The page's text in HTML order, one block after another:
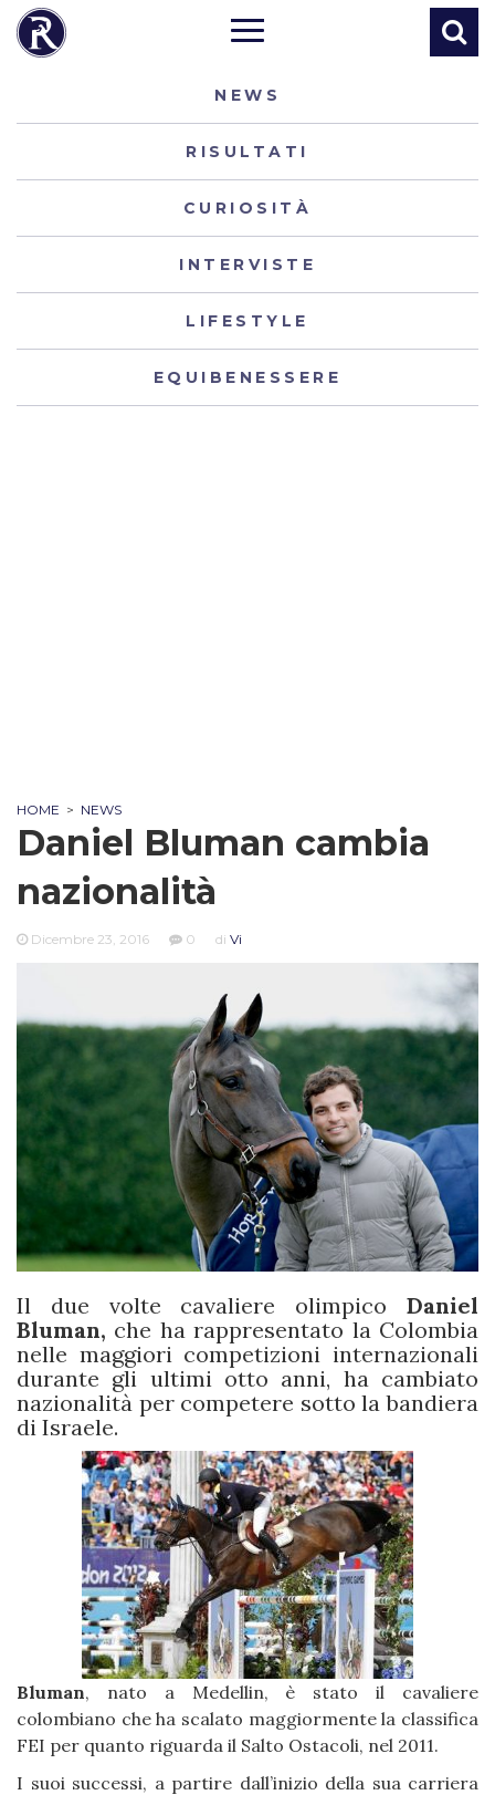
NEWS
RISULTATI
CURIOSITÀ
INTERVISTE
LIFESTYLE
EQUIBENESSERE
HOME > NEWS
Daniel Bluman cambia
nazionalità
Dicembre 23, 2016 0 di Vi
Il due volte cavaliere olimpico Daniel
Bluman, che ha rappresentato la Colombia
nelle maggiori competizioni internazionali
durante gli ultimi otto anni, ha cambiato
nazionalità per competere sotto la bandiera
di Israele.
Bluman, nato a Medellin, è stato il cavaliere
colombiano che ha scalato maggiormente la classifica
FEI per quanto riguarda il Salto Ostacoli, nel 2011.
I suoi successi, a partire dall’inizio della sua carriera